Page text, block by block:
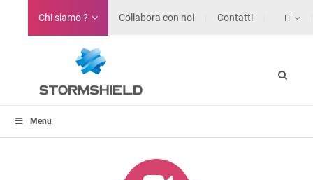
Chi siamo ? Collabora con noi Contatti IT
Menu